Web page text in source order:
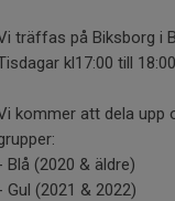
träffas på Biksborg i
kl17:00 till 18:00
kommer att dela upp
Blå (2020 & äldre)
Gul (2021 & 2022)